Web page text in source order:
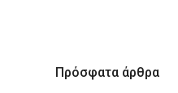
Πρόσφατα άρθρα